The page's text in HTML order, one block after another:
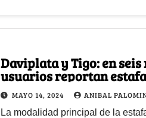
Daviplata y Tigo: en seis
usuarios reportan
millones de pesos
MAYO 14, 2024 ANIBAL
La modalidad principal de la